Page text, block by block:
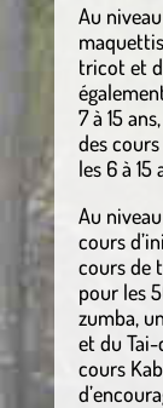
Au
tricot et
7 à 15
des
les 6 à 15
Au
cours
cours de
pour les
zumba,
et du Tai-
cours